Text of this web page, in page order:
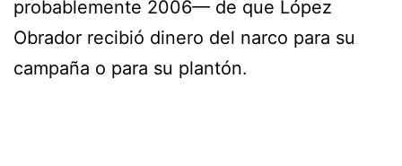
probablemente 2006— de que López
Obrador recibió dinero del narco para su
campaña o para su plantón.